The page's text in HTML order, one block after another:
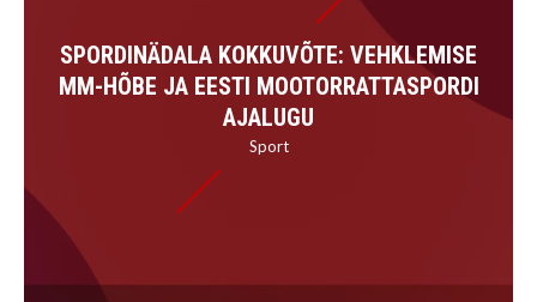
SPORDINÄDALA KOKKUVÕTE: VEHKLEMISE
MM-HÕBE JA EESTI MOOTORRATTASPORDI
AJALUGU
Sport